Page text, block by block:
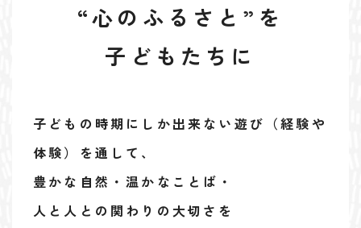
“心のふるさと”を
子どもたちに
子どもの時期にしか出来ない遊び（経験や
体験）を通して、
豊かな自然・温かなことば・
人と人との関わりの大切さを